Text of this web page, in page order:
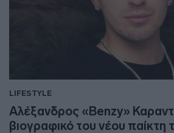
LIFESTYLE
Αλέξανδρος «Benzy»
βιογραφικό του νέου παίκτη